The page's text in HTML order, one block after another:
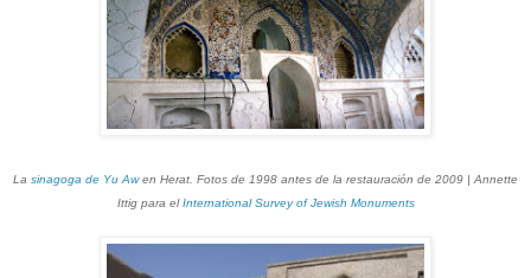
La sinagoga de Yu Awen Herat. Fotos de 1998 antes de la restauración de 2009 | Annette
Ittig para elInternational Survey of Jewish Monuments